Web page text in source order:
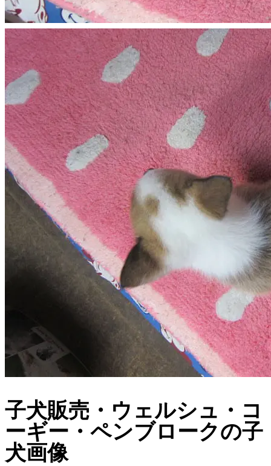
子犬販売・ウェルシュ・コ
ーギー・ペンブロークの子
犬画像